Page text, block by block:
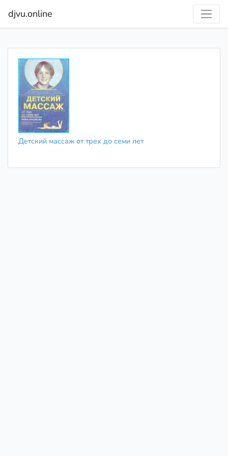
djvu.online
Детский массаж от трех до семи лет